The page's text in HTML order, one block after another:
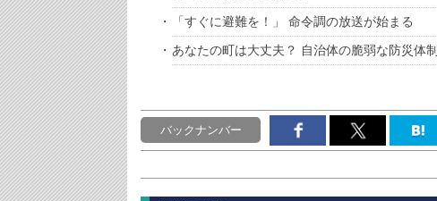
「すぐに避難を！」 命令調の放送が始まる
あなたの町は大丈夫？ 自治体の脆弱な防災体制
バックナンバー